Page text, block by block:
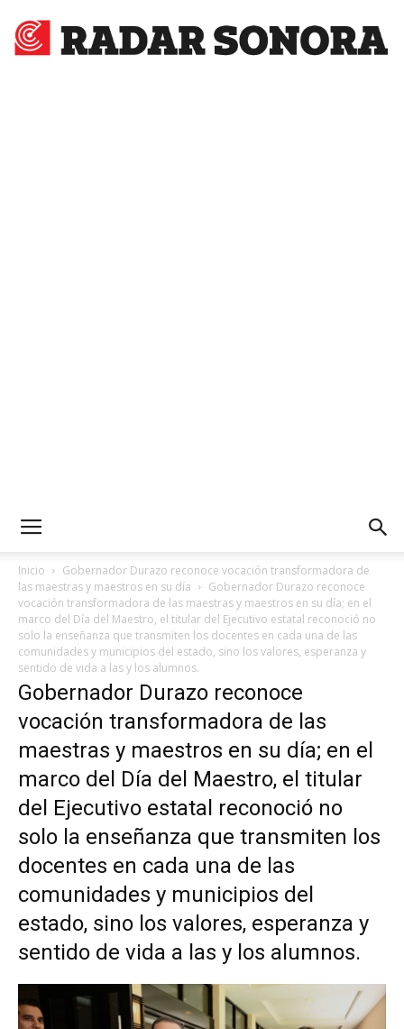
Inicio
Gobernador Durazo reconoce vocación transformadora de
las maestras y maestros en su día
Gobernador Durazo reconoce
vocación transformadora de las maestras y maestros en su día; en el
marco del Día del Maestro, el titular del Ejecutivo estatal reconoció no
solo la enseñanza que transmiten los docentes en cada una de las
comunidades y municipios del estado, sino los valores, esperanza y
sentido de vida a las y los alumnos.
Gobernador Durazo reconoce
vocación transformadora de las
maestras y maestros en su día; en el
marco del Día del Maestro, el titular
del Ejecutivo estatal reconoció no
solo la enseñanza que transmiten los
docentes en cada una de las
comunidades y municipios del
estado, sino los valores, esperanza y
sentido de vida a las y los alumnos.